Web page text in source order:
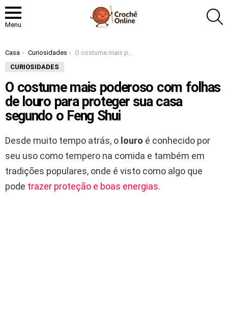
Menu
Você está aqui:
Casa Curiosidades
O costume mais poderoso com folhas de louro para proteger sua casa segundo o Feng Shui
CURIOSIDADES
O costume mais poderoso com folhas
de louro para proteger sua casa
segundo o Feng Shui
Desde muito tempo atrás, o louro é conhecido por
seu uso como tempero na comida e também em
tradições populares, onde é visto como algo que
pode trazer proteção e boas energias.